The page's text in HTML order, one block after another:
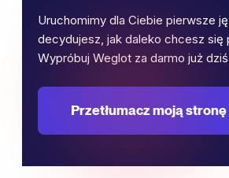
Uruchomimy dla Ciebie pierwsze
decydujesz, jak daleko chcesz się
Wypróbuj Weglot za darmo już
Przetłumacz moją stronę